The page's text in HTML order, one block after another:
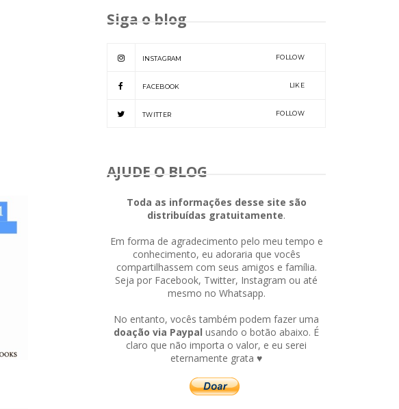
Siga o blog
INSTAGRAM FOLLOW
FACEBOOK LIKE
TWITTER FOLLOW
AJUDE O BLOG
Toda as informações desse site são
distribuídas gratuitamente.
Em forma de agradecimento pelo meu tempo e
conhecimento, eu adoraria que vocês
compartilhassem com seus amigos e família.
Seja por Facebook, Twitter, Instagram ou até
mesmo no Whatsapp.
No entanto, vocês também podem fazer uma
doação via Paypal usando o botão abaixo. É
claro que não importa o valor, e eu serei
eternamente grata ♥